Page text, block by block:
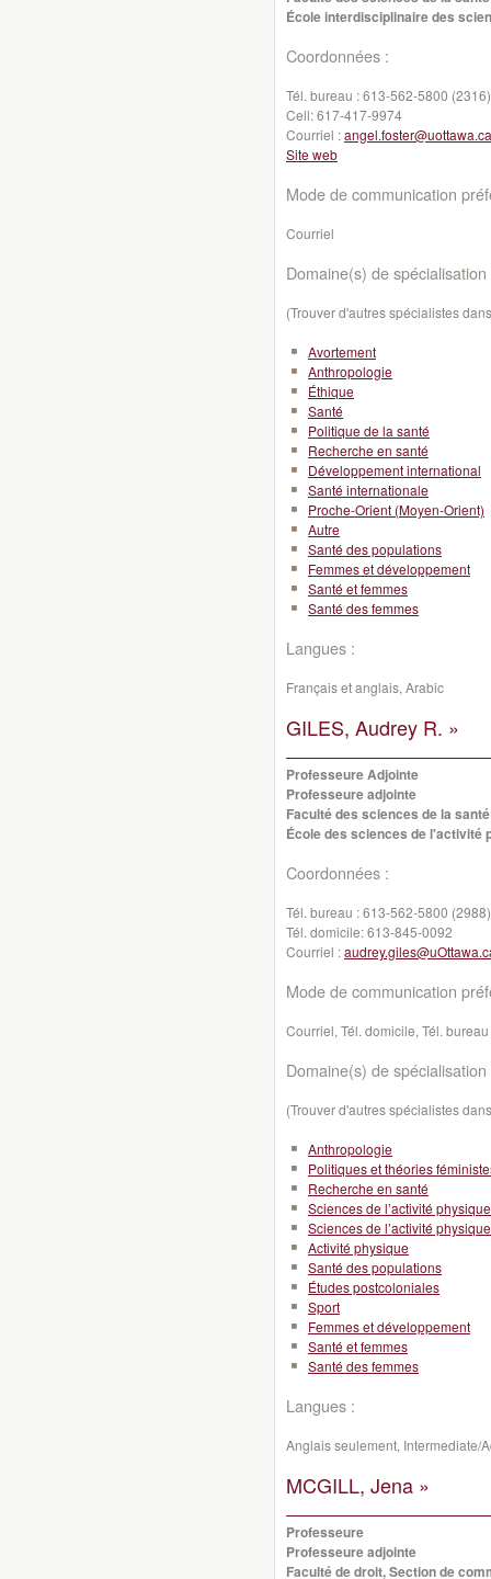
École interdisciplinaire des
Coordonnées :
Tél. bureau :613-562-5800 (2316)
Cell:617-417-9974
Courriel :angel.foster@uottawa.ca
Site web
Mode de communication
Courriel
Domaine(s) de spécialisation
(Trouver d'autres spécialistes
Avortement
Anthropologie
Éthique
Santé
Politique de la santé
Recherche en santé
Développement international
Santé internationale
Proche-Orient (Moyen-Orient)
Autre
Santé des populations
Femmes et développement
Santé et femmes
Santé des femmes
Langues :
Français et anglais, Arabic
GILES, Audrey R. »
Professeure Adjointe
Professeure adjointe
Faculté des sciences de la santé
École des sciences de l'activité
Coordonnées :
Tél. bureau :613-562-5800 (2988)
Tél. domicile:613-845-0092
Courriel :
Mode de communication
Courriel, Tél. domicile, Tél. bureau
Domaine(s) de spécialisation
(Trouver d'autres spécialistes
Anthropologie
Politiques et théories
Recherche en santé
Sciences de l’activité physique
Sciences de l’activité physique
Activité physique
Santé des populations
Études postcoloniales
Sport
Femmes et développement
Santé et femmes
Santé des femmes
Langues :
Anglais seulement, Intermediate/
MCGILL, Jena »
Professeure
Professeure adjointe
Faculté de droit, Section de